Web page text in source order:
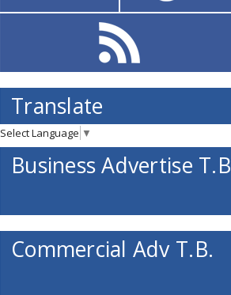
Translate
Select Language ▼
Business Advertise T.B
Commercial Adv T.B.